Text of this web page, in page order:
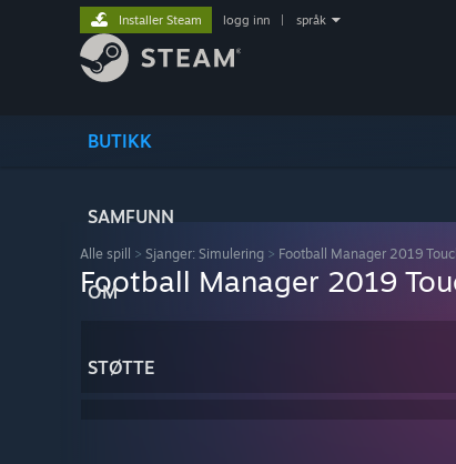
BUTIKK
SAMFUNN
OM
STØTTE
Installer Steam logg inn språk
Alle spill > Sjanger: Simulering > Football Manager 2019
Football Manager 2019